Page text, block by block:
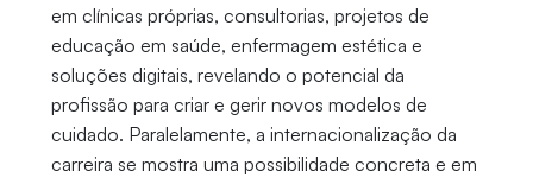
em clínicas próprias, consultorias, projetos de
educação em saúde, enfermagem estética e
soluções digitais, revelando o potencial da
profissão para criar e gerir novos modelos de
cuidado. Paralelamente, a internacionalização da
carreira se mostra uma possibilidade concreta e em